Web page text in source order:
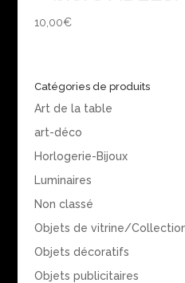
10,00€
Catégories de produits
Art de la table
art-déco
Horlogerie-Bijoux
Luminaires
Non classé
Objets de vitrine/
Objets décoratifs
Objets publicitaires